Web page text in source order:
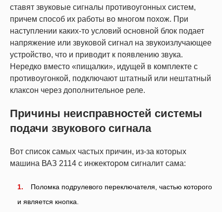
ставят звуковые сигналы противоугонных систем,
причем способ их работы во многом похож. При
наступлении каких-то условий основной блок подает
напряжение или звуковой сигнал на звукоизлучающее
устройство, что и приводит к появлению звука.
Нередко вместо «пищалки», идущей в комплекте с
противоугонкой, подключают штатный или нештатный
клаксон через дополнительное реле.
Причины неисправностей системы
подачи звукового сигнала
Вот список самых частых причин, из-за которых
машина ВАЗ 2114 с инжектором сигналит сама:
Поломка подрулевого переключателя, частью которого
и является кнопка.